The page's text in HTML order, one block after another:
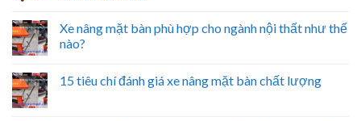
Xe nâng mặt bàn phù hợp cho ngành nội thất như thế
nào?
15 tiêu chí đánh giá xe nâng mặt bàn chất lượng